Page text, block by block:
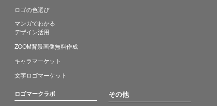
ロゴの色選び
マンガでわかる
デザイン活用
ZOOM背景画像無料作成
キャラマーケット
文字ロゴマーケット
ロゴマークラボ その他